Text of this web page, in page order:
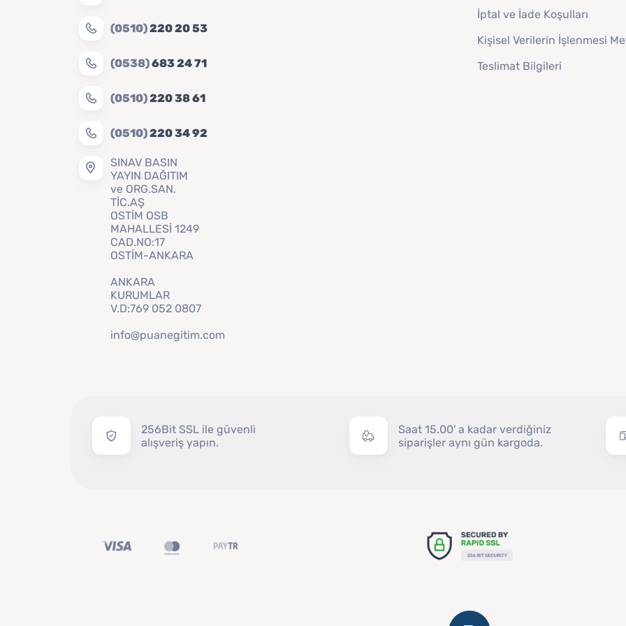
(0510)220 20 53
(0538)683 24 71
(0510)220 38 61
(0510)220 34 92
SINAV BASIN
YAYIN DAĞITIM
ve ORG.SAN.
TİC.AŞ
OSTİM OSB
MAHALLESİ 1249
CAD.NO:17
OSTİM-ANKARA
ANKARA
KURUMLAR
V.D:769 052 0807
info@puanegitim.com
İptal ve İade Koşulları
Kişisel Verilerin İşlenmesi
Teslimat Bilgileri
256Bit SSL ile güvenli
alışveriş yapın.
Saat 15.00' a kadar verdiğiniz
siparişler aynı gün kargoda.